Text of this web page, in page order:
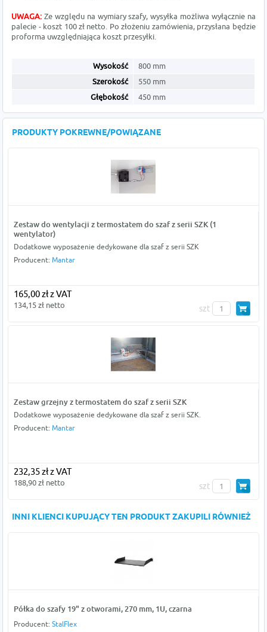
UWAGA: Ze względu na wymiary szafy, wysyłka możliwa wyłącznie na
palecie - koszt 100 zł netto. Po złożeniu zamówienia, przysłana będzie
proforma uwzględniająca koszt przesyłki.
Wysokość
800 mm
Szerokość
550 mm
Głębokość
450 mm
PRODUKTY POKREWNE/POWIĄZANE
Zestaw do wentylacji z termostatem do szaf z serii SZK (1
wentylator)
Dodatkowe wyposażenie dedykowane dla szaf z serii SZK
Producent: Mantar
165,00 zł z VAT
134,15 zł netto szt
Zestaw grzejny z termostatem do szaf z serii SZK
Dodatkowe wyposażenie dedykowane dla szaf z serii SZK.
Producent: Mantar
232,35 zł z VAT
188,90 zł netto szt
INNI KLIENCI KUPUJĄCY TEN PRODUKT ZAKUPILI RÓWNIEŻ
Półka do szafy 19" z otworami, 270 mm, 1U, czarna
Producent: StalFlex